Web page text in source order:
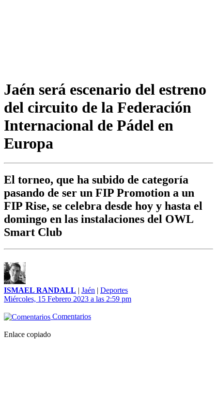
Jaén será escenario del estreno
del circuito de la Federación
Internacional de Pádel en
Europa
El torneo, que ha subido de categoría
pasando de ser un FIP Promotion a un
FIP Rise, se celebra desde hoy y hasta el
domingo en las instalaciones del OWL
Smart Club
ISMAEL RANDALL | Jaén | Deportes
Miércoles, 15 Febrero 2023 a las 2:59 pm
Comentarios
Enlace copiado